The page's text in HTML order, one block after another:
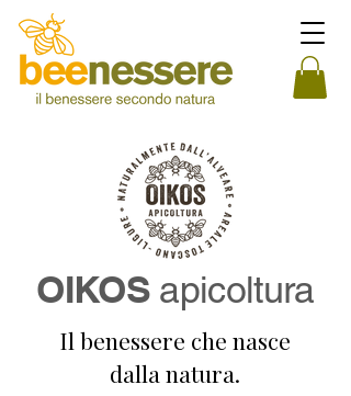
OIKOS apicoltura
Il benessere che nasce
dalla natura.